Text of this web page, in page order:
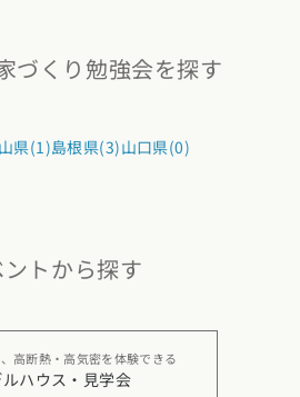
づくり勉強会を探す
県(1)島根県(3)山口県(0)
ントから探す
高断熱・高気密を体験できる
ハウス・見学会